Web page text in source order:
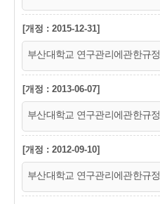
[개정 : 2015-12-31]
부산대학교 연구관리에관한규정
[개정 : 2013-06-07]
부산대학교 연구관리에관한규정
[개정 : 2012-09-10]
부산대학교 연구관리에관한규정